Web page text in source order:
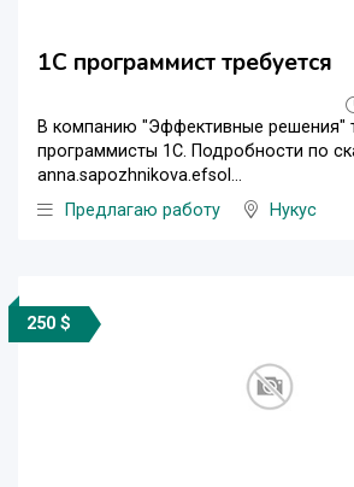
1С программист требуется
В компанию "Эффективные решения"
программисты 1С. Подробности по
anna.sapozhnikova.efsol...
Предлагаю работу
Нукус
250 $